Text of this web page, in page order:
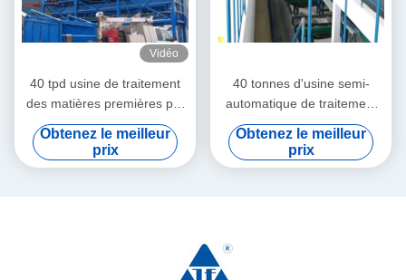
Vidéo
40 tpd usine de traitement
des matières premières par
lots de verre
Obtenez le meilleur
prix
40 tonnes d'usine semi-
automatique de traitement
des matières premières par
mélange de lots
Obtenez le meilleur
prix